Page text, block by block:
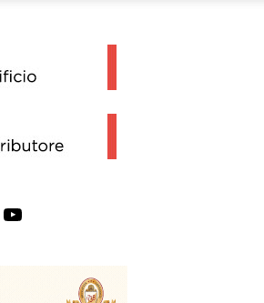
YouTube